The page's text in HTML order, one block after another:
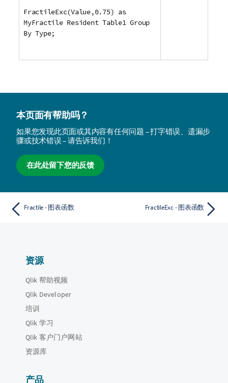
FractileExc(Value,0.75) as
MyFractile Resident Table1 Group
By Type;
本页面有帮助吗？
如果您发现此页面或其内容有任何问题 – 打字错误、遗漏步
骤或技术错误 – 请告诉我们！
在此处留下您的反馈
Fractile - 图表函数 FractileExc - 图表函数
资源
Qlik 帮助视频
Qlik Developer
培训
Qlik 学习
Qlik 客户门户网站
资源库
产品